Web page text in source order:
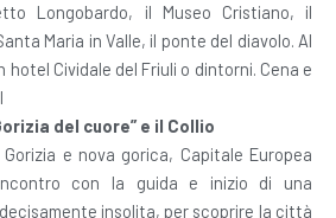
Longobardo, il Museo Cristiano, il
Maria in Valle, il ponte del diavolo. Al
hotel Cividale del Friuli o dintorni. Cena e
del cuore” e il Collio
e nova gorica, Capitale Europea
con la guida e inizio di una
insolita, per scoprire la città